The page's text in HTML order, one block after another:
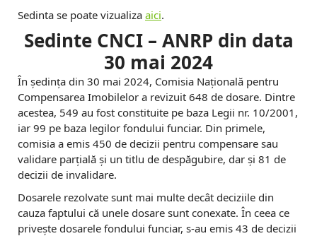
Sedinta se poate vizualiza aici.
Sedinte CNCI – ANRP din data
30 mai 2024
În ședința din 30 mai 2024, Comisia Națională pentru
Compensarea Imobilelor a revizuit 648 de dosare. Dintre
acestea, 549 au fost constituite pe baza Legii nr. 10/2001,
iar 99 pe baza legilor fondului funciar. Din primele,
comisia a emis 450 de decizii pentru compensare sau
validare parțială și un titlu de despăgubire, dar și 81 de
decizii de invalidare.
Dosarele rezolvate sunt mai multe decât deciziile din
cauza faptului că unele dosare sunt conexate. În ceea ce
privește dosarele fondului funciar, s-au emis 43 de decizii